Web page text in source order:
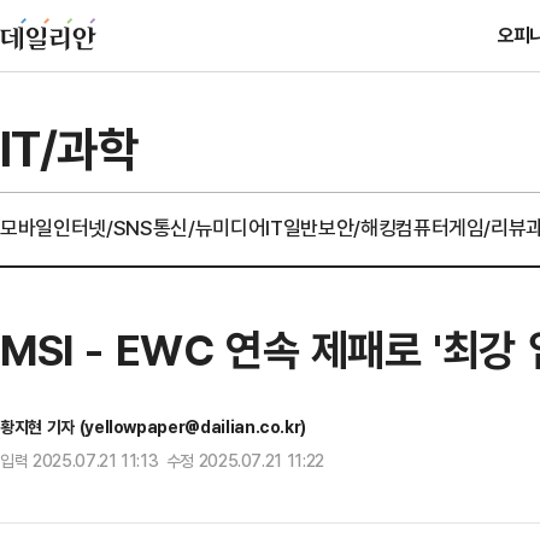
오피
IT/과학
모바일인터넷/SNS통신/뉴미디어IT일반보안/해킹컴퓨터게임/리뷰
MSI - EWC 연속 제패로 '최강
황지현 기자 (yellowpaper@dailian.co.kr)
입력 2025.07.21 11:13 수정 2025.07.21 11:22